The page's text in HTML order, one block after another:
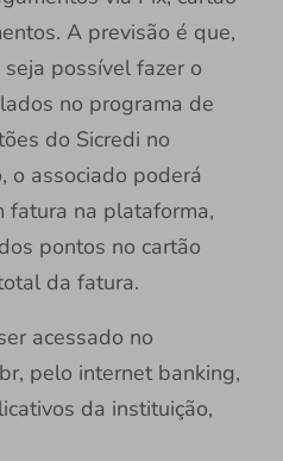
A previsão é que,
possível fazer o
no programa de
do Sicredi no
o associado poderá
fatura na plataforma,
pontos no cartão
da fatura.
acessado no
pelo internet banking,
da instituição,